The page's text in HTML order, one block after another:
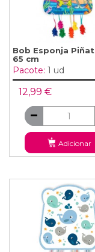
Bob Esponja
65 cm
Pacote: 1 ud
12,99 €
Adicionar